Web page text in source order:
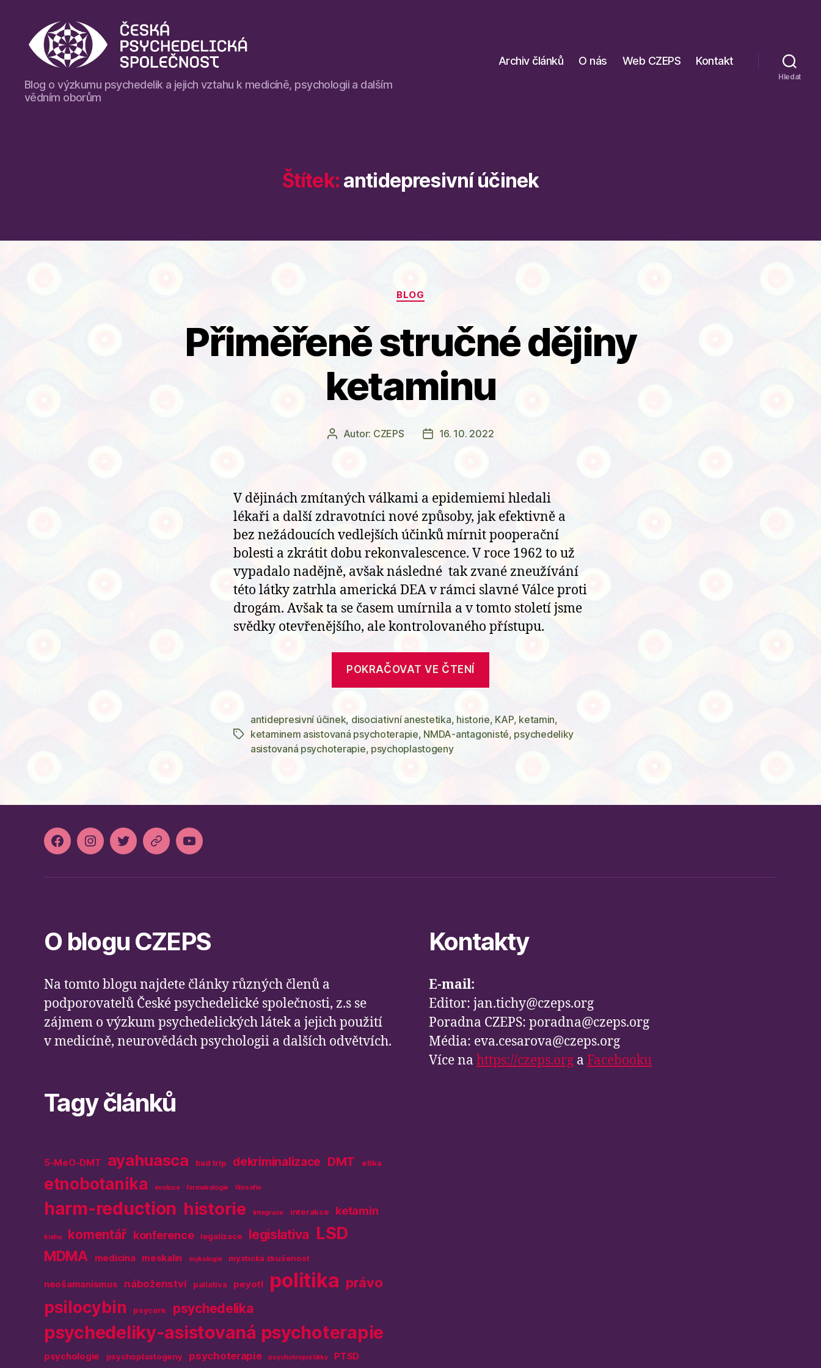
Blog
České
psychedelické
Blog o výzkumu psychedelik a jejich vztahu k medicíně, psychologii a dalším
vědním oborům
Archiv článků O nás Web CZEPS Kontakt
Hledat
Štítek: antidepresivní účinek
Rubriky
BLOG
Přiměřeně stručné dějiny
ketaminu
AutorAutor: CZEPS
Datum
16. 10. 2022
V dějinách zmítaných válkami a epidemiemi hledali
lékaři a další zdravotníci nové způsoby, jak efektivně a
bez nežádoucích vedlejších účinků mírnit pooperační
bolesti a zkrátit dobu rekonvalescence. V roce 1962 to už
vypadalo nadějně, avšak následné tak zvané zneužívání
této látky zatrhla americká DEA v rámci slavné Válce proti
drogám. Avšak ta se časem umírnila a v tomto století jsme
svědky otevřenějšího, ale kontrolovaného přístupu.
POKRAČOVAT VE ČTENÍ
ketaminu“
Štítky
antidepresivní účinek, disociativní anestetika, historie, KAP, ketamin,
ketaminem asistovaná psychoterapie, NMDA-antagonisté, psychedeliky
asistovaná psychoterapie, psychoplastogeny
FacebookInstagramTwitterSlidesliveYoutube
O blogu CZEPS
Na tomto blogu najdete články různých členů a
podporovatelů České psychedelické společnosti, z.s se
zájmem o výzkum psychedelických látek a jejich použití
v medicíně, neurovědách psychologii a dalších odvětvích.
Tagy článků
5-MeO-DMT ayahuasca bad trip dekriminalizace DMT etika
etnobotanika evoluce farmakologie filosofie
harm-reduction historie integrace interakce ketamin
kniha komentář konference legalizace legislativa LSD
MDMA medicína meskalin mykologie mystická zkušenost
neošamanismus náboženství paliativa peyotl politika právo
psilocybin psycare psychedelika
psychedeliky-asistovaná psychoterapie
psychologie psychoplastogeny psychoterapie psychotropní látky PTSD
Kontakty
E-mail:
Editor: jan.tichy@czeps.org
Poradna CZEPS: poradna@czeps.org
Média: eva.cesarova@czeps.org
Více na https://czeps.org a Facebooku